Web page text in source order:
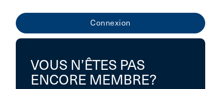
VOUS N’ÊTES PAS
ENCORE MEMBRE?